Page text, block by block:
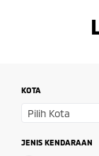
KOTA
Pilih Kota
JENIS KENDARAAN